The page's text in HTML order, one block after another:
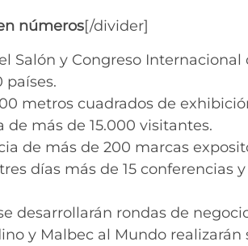
números[/divider]
Salón y Congreso
países.
metros cuadrados de
de más de 15.000 visitantes.
de más de 200 marcas
días más de 15 conferencias
desarrollarán rondas de
y Malbec al Mundo realizarán